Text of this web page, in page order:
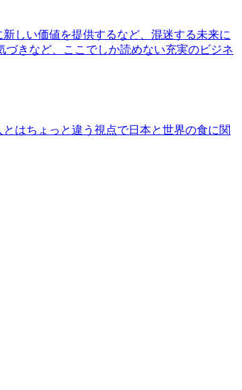
しい価値を提供するなど、混迷する未来に
きなど、ここでしか読めない充実のビジネ
はちょっと違う視点で日本と世界の食に関